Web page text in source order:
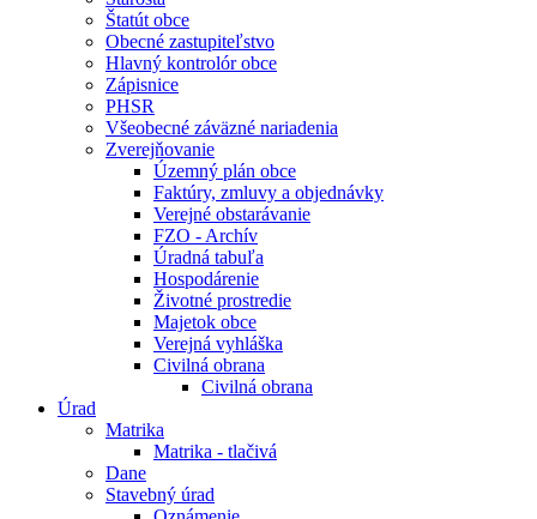
Štatút obce
Obecné zastupiteľstvo
Hlavný kontrolór obce
Zápisnice
PHSR
Všeobecné záväzné nariadenia
Zverejňovanie
Územný plán obce
Faktúry, zmluvy a objednávky
Verejné obstarávanie
FZO - Archív
Úradná tabuľa
Hospodárenie
Životné prostredie
Majetok obce
Verejná vyhláška
Civilná obrana
Civilná obrana
Úrad
Matrika
Matrika - tlačivá
Dane
Stavebný úrad